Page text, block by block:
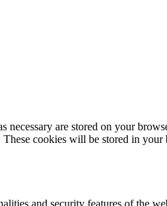
are stored on your
cookies will be stored in
and security features of the